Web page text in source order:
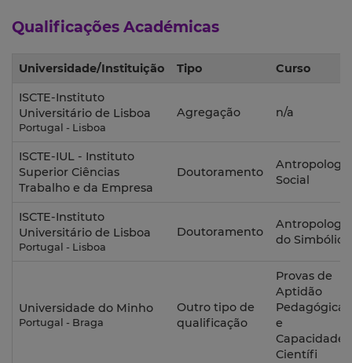
Qualificações Académicas
Universidade/Instituição Tipo Curso
ISCTE-Instituto
Universitário de Lisboa
Portugal - Lisboa
Agregação n/a
ISCTE-IUL - Instituto
Superior Ciências
Trabalho e da Empresa
Doutoramento
Antropologia
Social
ISCTE-Instituto
Universitário de Lisboa
Portugal - Lisboa
Doutoramento
Antropologia
do Simbólico
Universidade do Minho
Portugal - Braga
Outro tipo de
qualificação
Provas de
Aptidão
Pedagógica
e
Capacidade
Científi